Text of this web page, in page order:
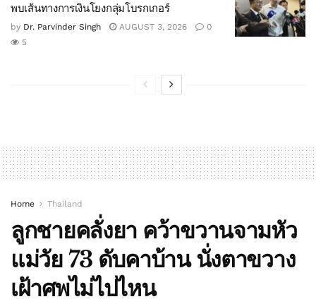
พบเส้นทางการเงินโยงกลุ่มโบรกเกอร์
by Dr. Parvinder Singh AUGUST 3, 2026
0
5
Home Thailand
ลูกชายคลั่งยา คว้าขวานจามหัว
แม่วัย 73 ดับคาบ้าน นั่งตาขวาง
เฝ้าศพไม่ไปไหน